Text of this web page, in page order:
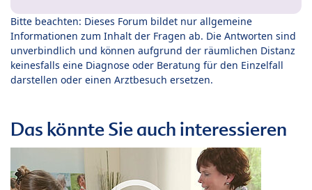
Bitte beachten: Dieses Forum bildet nur allgemeine
Informationen zum Inhalt der Fragen ab. Die Antworten sind
unverbindlich und können aufgrund der räumlichen Distanz
keinesfalls eine Diagnose oder Beratung für den Einzelfall
darstellen oder einen Arztbesuch ersetzen.
Das könnte Sie auch interessieren